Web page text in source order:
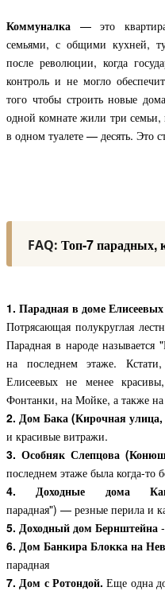
Коммуналка — это
семьями, с общими кухней,
после революции, когда
контроль и не могло
того чтобы строить новые
одной комнате жили три семьи,
в одном туалете — десять. Это
FAQ: Топ-7 парадных,
1. Парадная в доме
Потрясающая полукруглая
Парадная в народе
на последнем этаже.
Елисеевых не менее
Фонтанки, на Мойке, а также
2. Дом Бака (Кирочная
и красивые витражи.
3. Особняк Слепцова
последнем этаже была когда-то
4. Доходные дома
парадная") — резные перила и
5. Доходный дом Бернштейна
6. Дом Банкира Блокка на
парадная
7. Дом с Ротондой.Еще одна